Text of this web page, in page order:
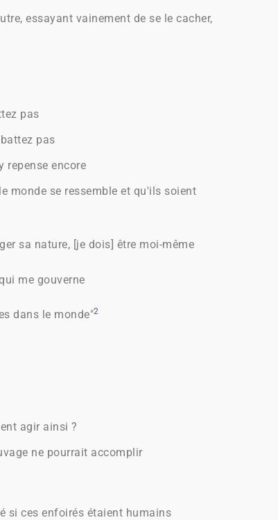
essayant vainement de se le cacher,
pas
pas
repense encore
monde se ressemble et qu'ils soient
sa nature, [je dois] être moi-même
me gouverne
dans le monde"2
agir ainsi ?
ne pourrait accomplir
si ces enfoirés étaient humains